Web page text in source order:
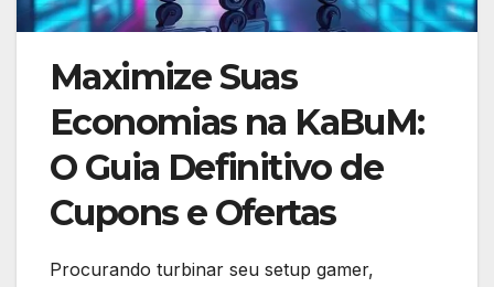
Maximize Suas
Economias na KaBuM:
O Guia Definitivo de
Cupons e Ofertas
Procurando turbinar seu setup gamer,